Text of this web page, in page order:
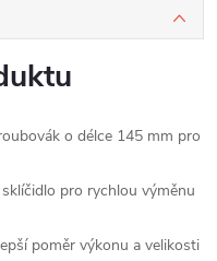
o délce 145 mm pro
pro rychlou výměnu
poměr výkonu a velikosti